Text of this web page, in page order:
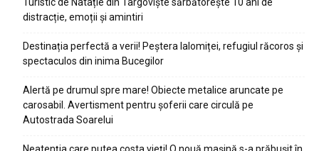
distracție, emoții și amintiri
Destinația perfectă a verii! Peștera Ialomiței, refugiul răcoros și
spectaculos din inima Bucegilor
Alertă pe drumul spre mare! Obiecte metalice aruncate pe
carosabil. Avertisment pentru șoferii care circulă pe
Autostrada Soarelui